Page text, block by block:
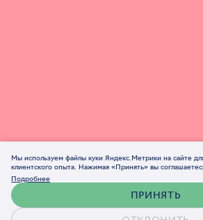
Мы используем файлы куки Яндекс.Метрики на сайте
клиентского опыта. Нажимая «Принять» вы
Подробнее
ПРИНЯТЬ